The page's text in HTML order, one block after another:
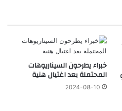
خبراء يطرحون السيناريوهات
المحتملة بعد اغتيال هنية
2024-08-10